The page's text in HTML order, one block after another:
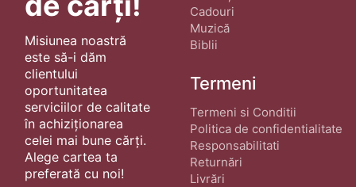
Misiunea noastră
este să-i dăm
clientului
oportunitatea
serviciilor de calitate
în achiziționarea
celei mai bune cărți.
Alege cartea ta
preferată cu noi!
Cadouri
Muzică
Biblii
Termeni
Termeni si Conditii
Politica de confidentialitate
Responsabilitati
Returnări
Livrări